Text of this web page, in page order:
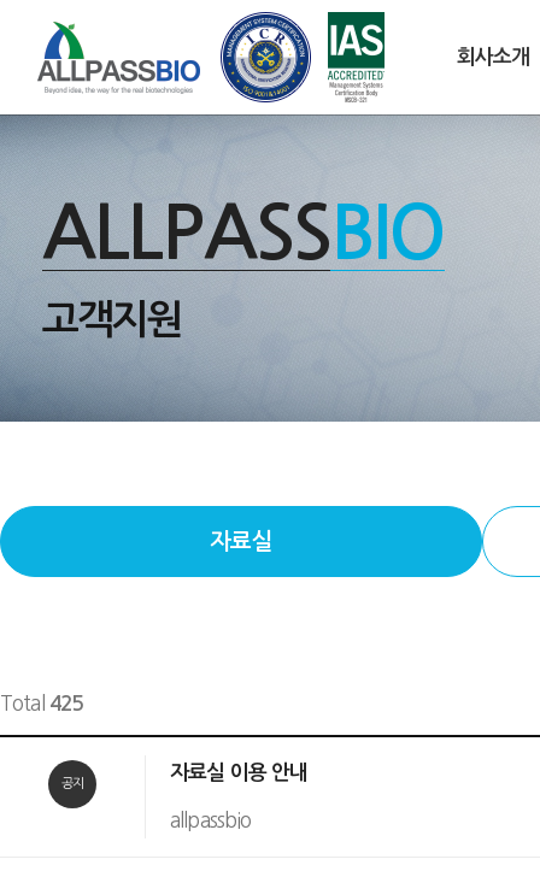
회사소개
ALLPASS BIO
고객지원
자료실
Total 425
공지
자료실 이용 안내
allpassbio